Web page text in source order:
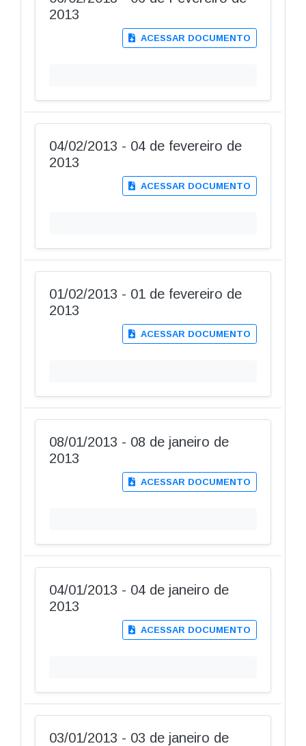
2013
ACESSAR DOCUMENTO
04/02/2013 - 04 de fevereiro de
2013
ACESSAR DOCUMENTO
01/02/2013 - 01 de fevereiro de
2013
ACESSAR DOCUMENTO
08/01/2013 - 08 de janeiro de
2013
ACESSAR DOCUMENTO
04/01/2013 - 04 de janeiro de
2013
ACESSAR DOCUMENTO
03/01/2013 - 03 de janeiro de